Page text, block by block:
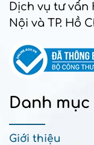
Dịch vụ tư vấn
Nội và TP. Hồ
Danh mục
Giới thiệu